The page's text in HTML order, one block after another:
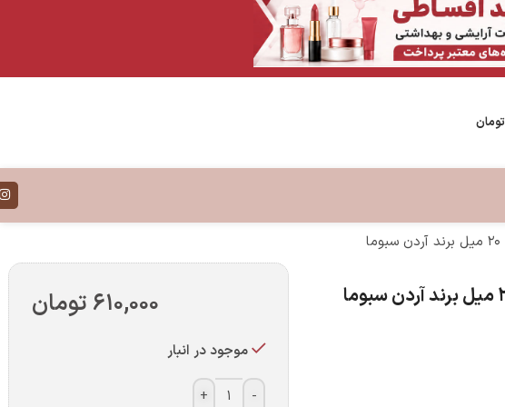
تومان
۶۱۰,۰۰۰ تومان
موجود در انبار
-
+